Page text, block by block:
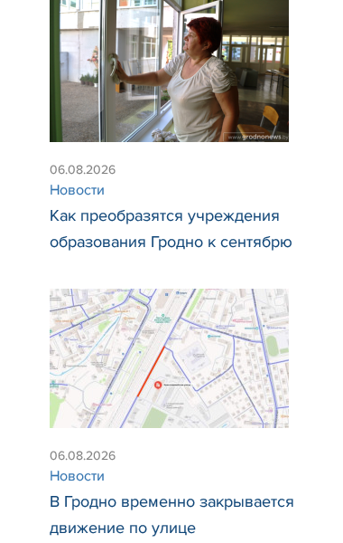
06.08.2026
Новости
Как преобразятся учреждения
образования Гродно к сентябрю
06.08.2026
Новости
В Гродно временно закрывается
движение по улице